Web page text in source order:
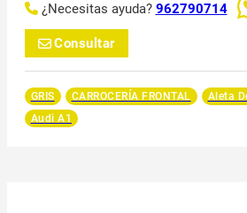
¿Necesitas ayuda? 962790714
Consultar
GRIS CARROCERÍA FRONTAL
Aleta
Audi A1